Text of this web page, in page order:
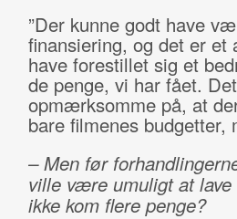
”Der kunne godt have
finansiering, og det er et
have forestillet sig et
de penge, vi har fået.
opmærksomme på, at
bare filmenes budgetter,
– Men før
ville være umuligt at
ikke kom flere penge?